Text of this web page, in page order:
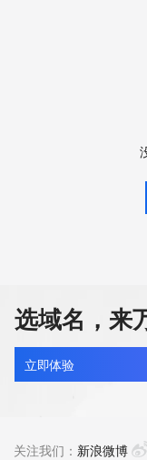
选域名，来
立即体验
关注我们： 新浪微博